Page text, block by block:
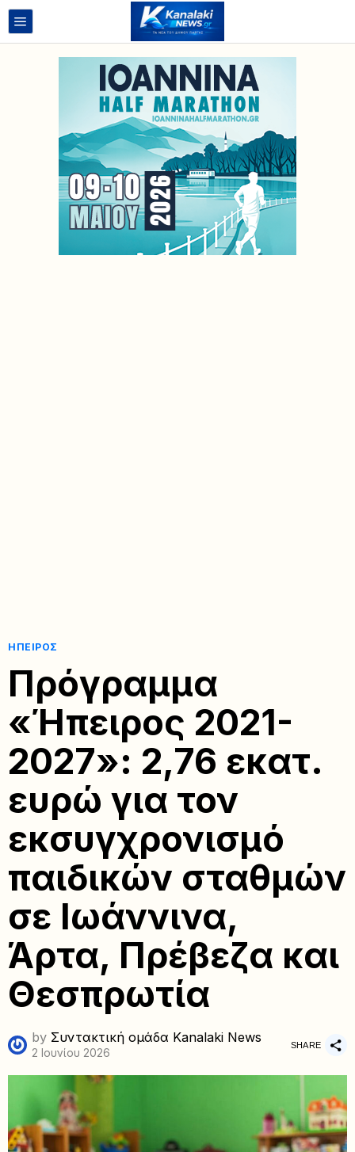
ΉΠΕΙΡΟΣ
Πρόγραμμα
«Ήπειρος 2021-
2027»: 2,76 εκατ.
ευρώ για τον
εκσυγχρονισμό
παιδικών σταθμών
σε Ιωάννινα,
Άρτα, Πρέβεζα και
Θεσπρωτία
by Συντακτική ομάδα Kanalaki News
2 Ιουνίου 2026
SHARE